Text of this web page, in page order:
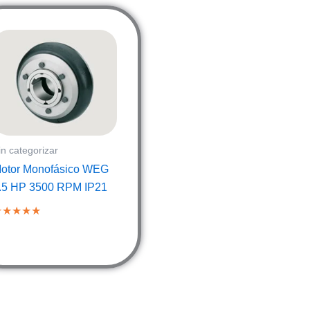
categorizar
Monofásico WEG
HP 3500 RPM IP21